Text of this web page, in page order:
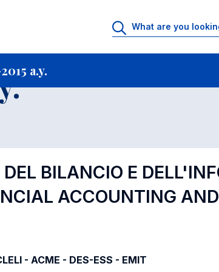
a.y.
Courses offered in Academic Programs 2014-2015 a.y.
BILANCIO E
ACCOUNTING
- ACME - DES-ESS - EMIT